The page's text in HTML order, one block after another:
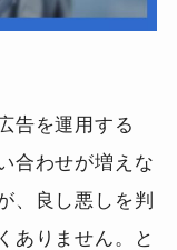
告を運用する
合わせが増えな
、良し悪しを判
ありません。と